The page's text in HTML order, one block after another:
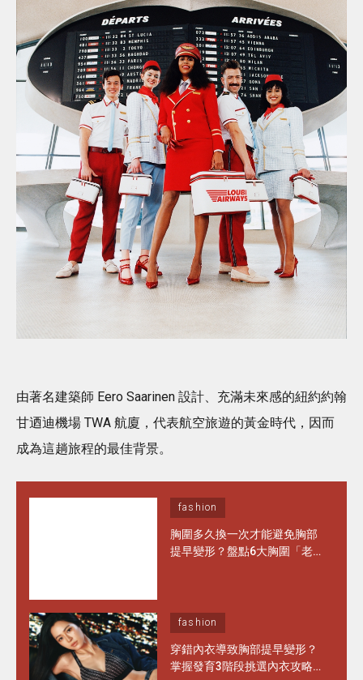
由著名建築師 Eero Saarinen 設計、充滿未來感的紐約約翰
甘迺迪機場 TWA 航廈，代表航空旅遊的黃金時代，因而
成為這趟旅程的最佳背景。
fashion
胸圍多久換一次才能避免胸部
提早變形？盤點6大胸圍「老
fashion
穿錯內衣導致胸部提早變形？
掌握發育3階段挑選內衣攻略